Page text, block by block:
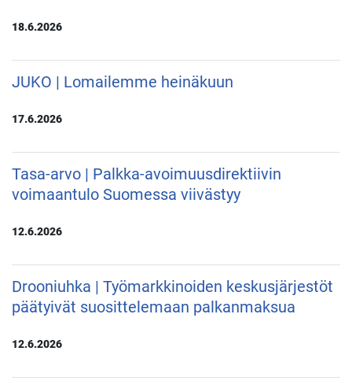
18.6.2026
JUKO | Lomailemme heinäkuun
17.6.2026
Tasa-arvo | Palkka-avoimuusdirektiivin
voimaantulo Suomessa viivästyy
12.6.2026
Drooniuhka | Työmarkkinoiden keskusjärjestöt
päätyivät suosittelemaan palkanmaksua
12.6.2026